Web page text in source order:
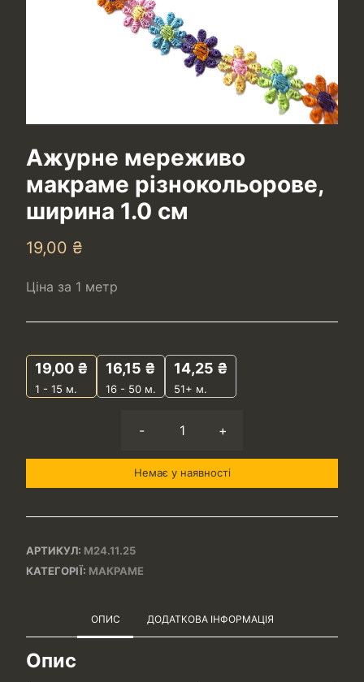
Ажурне мереживо
макраме різнокольорове,
ширина 1.0 см
19,00 ₴
Ціна за 1 метр
19,00 ₴
1 - 15 м.
16,15 ₴
16 - 50 м.
14,25 ₴
51+ м.
- +
Немає у наявності
АРТИКУЛ: М24.11.25
КАТЕГОРІЇ: МАКРАМЕ
ОПИС ДОДАТКОВА ІНФОРМАЦІЯ
Опис